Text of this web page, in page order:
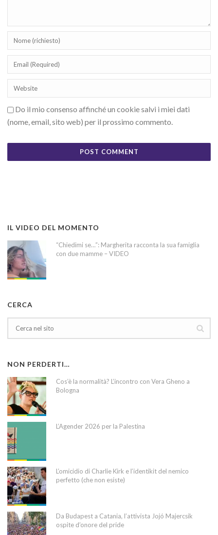
Do il mio consenso affinché un cookie salvi i miei dati
(nome, email, sito web) per il prossimo commento.
IL VIDEO DEL MOMENTO
“Chiedimi se…”: Margherita racconta la sua famiglia
con due mamme – VIDEO
CERCA
NON PERDERTI…
Cos’è la normalità? L’incontro con Vera Gheno a
Bologna
L’Agender 2026 per la Palestina
L’omicidio di Charlie Kirk e l’identikit del nemico
perfetto (che non esiste)
Da Budapest a Catania, l’attivista Jojó Majercsik
ospite d’onore del pride